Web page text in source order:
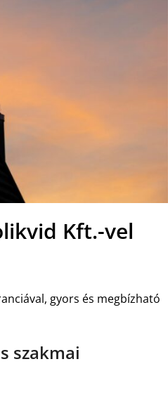
Kft.-vel
gyors és megbízható
szakmai